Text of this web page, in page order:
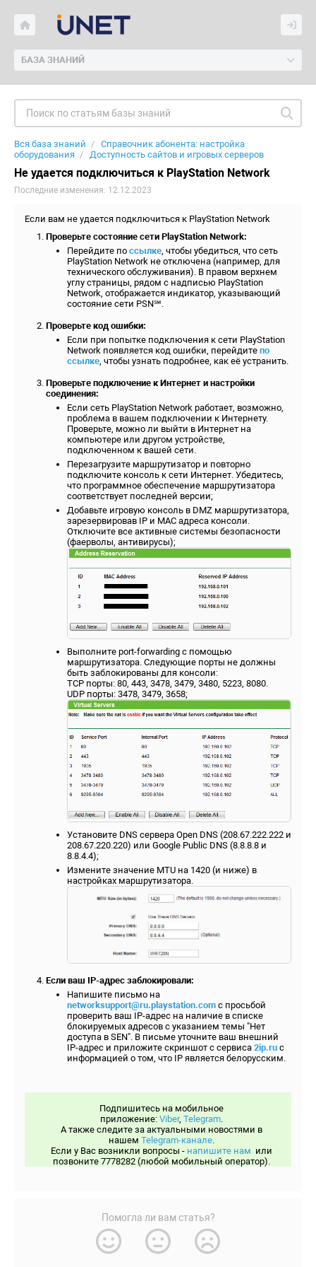
БАЗА ЗНАНИЙ
Вся база знаний
Справочник абонента: настройка
оборудования
Доступность сайтов и игровых серверов
Не удается подключиться к PlayStation Network
Последние изменения: 12.12.2023
Если вам не удается подключиться к PlayStation Network
Проверьте состояние сети PlayStation Network:
Перейдите по ссылке, чтобы убедиться, что сеть
PlayStation Network не отключена (например, для
технического обслуживания). В правом верхнем
углу страницы, рядом с надписью PlayStation
Network, отображается индикатор, указывающий
состояние сети PSN℠.
Проверьте код ошибки:
Если при попытке подключения к сети PlayStation
Network появляется код ошибки, перейдите по
ссылке, чтобы узнать подробнее, как её устранить.
Проверьте подключение к Интернет и настройки
соединения:
Если сеть PlayStation Network работает, возможно,
проблема в вашем подключении к Интернету.
Проверьте, можно ли выйти в Интернет на
компьютере или другом устройстве,
подключенном к вашей сети.
Перезагрузите маршрутизатор и повторно
подключите консоль к сети Интернет. Убедитесь,
что программное обеспечение маршрутизатора
соответствует последней версии;
Добавьте игровую консоль в DMZ маршрутизатора,
зарезервировав IP и MAC адреса консоли.
Отключите все активные системы безопасности
(фаерволы, антивирусы);
Выполните port-forwarding с помощью
маршрутизатора. Следующие порты не должны
быть заблокированы для консоли:
TCP порты: 80, 443, 3478, 3479, 3480, 5223, 8080.
UDP порты: 3478, 3479, 3658;
Установите DNS сервера Open DNS (208.67.222.222 и
208.67.220.220) или Google Public DNS (8.8.8.8 и
8.8.4.4);
Измените значение MTU на 1420 (и ниже) в
настройках маршрутизатора.
Если ваш IP-адрес заблокировали:
Напишите письмо на
networksupport@ru.playstation.com с просьбой
проверить ваш IP-адрес на наличие в списке
блокируемых адресов с указанием темы "Нет
доступа в SEN". В письме уточните ваш внешний
IP-адрес и приложите скриншот с сервиса 2ip.ru с
информацией о том, что IP является белорусским.
Подпишитесь на мобильное
приложение: Viber, Telegram
А также следите за актуальными новостями в
нашем Telegram-канале
Если у Вас возникли вопросы - напишите нам или
позвоните 7778282 (любой мобильный оператор).
Помогла ли вам статья?